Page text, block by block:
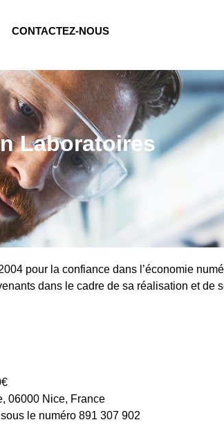
CONTACTEZ-NOUS
Laboratoires
pour la confiance dans l’économie
dans le cadre de sa réalisation et de
06000 Nice, France
le numéro 891 307 902